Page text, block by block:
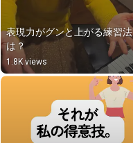
表現力がグンと上がる練習
は？
1.8K views